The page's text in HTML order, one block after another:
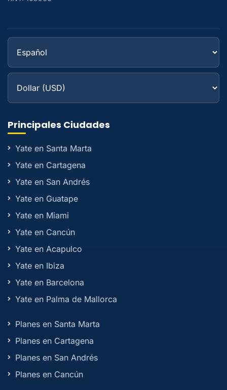
Principales Ciudades
Yate en Santa Marta
Yate en Cartagena
Yate en San Andrés
Yate en Guatape
Yate en Miami
Yate en Cancún
Yate en Acapulco
Yate en Ibiza
Yate en Barcelona
Yate en Palma de Mallorca
Planes en Santa Marta
Planes en Cartagena
Planes en San Andrés
Planes en Cancún